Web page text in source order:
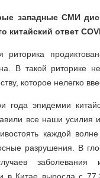
западные СМИ
китайский ответ
риторика
В такой риторике
которое нелегко
года эпидемии
все наши усилия
каждой
разрушения. В